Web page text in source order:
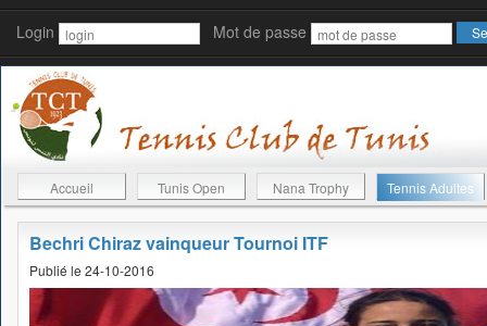
Login Mot de passe
Accueil Tunis Open Nana Trophy Tennis Adultes
Bechri Chiraz vainqueur Tournoi ITF
Publié le 24-10-2016